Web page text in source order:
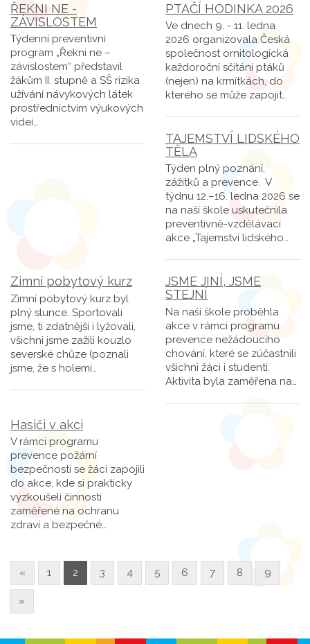
ŘEKNI NE -
ZÁVISLOSTEM
Týdenní preventivní
program „Řekni ne –
závislostem“ představil
žákům II. stupně a SŠ rizika
užívání návykových látek
prostřednictvím výukových
videí…
PTAČÍ HODINKA 2026
Ve dnech 9. - 11. ledna
2026 organizovala Česká
společnost ornitologická
každoroční sčítání ptáků
(nejen) na krmítkách, do
kterého se může zapojit…
TAJEMSTVÍ LIDSKÉHO
TĚLA
Týden plný poznání,
zážitků a prevence. V
týdnu 12.–16. ledna 2026 se
na naší škole uskutečnila
preventivně-vzdělávací
akce „Tajemství lidského…
Zimní pobytový kurz
Zimní pobytový kurz byl
plný slunce. Sportovali
jsme, ti zdatnější i lyžovali,
všichni jsme zažili kouzlo
severské chůze (poznali
jsme, že s holemi…
JSME JINÍ, JSME
STEJNÍ
Na naší škole proběhla
akce v rámci programu
prevence nežádoucího
chování, které se zúčastnili
všichni žáci i studenti.
Aktivita byla zaměřena na…
Hasiči v akci
V rámci programu
prevence požární
bezpečnosti se žáci zapojili
do akce, kde si prakticky
vyzkoušeli činnosti
zaměřené na ochranu
zdraví a bezpečné…
« 1 2 3 4 5 6 7 8 9
»